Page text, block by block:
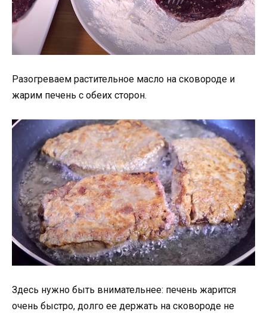
Разогреваем растительное масло на сковороде и
жарим печень с обеих сторон.
Здесь нужно быть внимательнее: печень жарится
очень быстро, долго ее держать на сковороде не